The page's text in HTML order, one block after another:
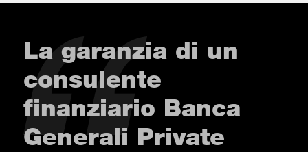
La garanzia di un
consulente
finanziario Banca
Generali Private